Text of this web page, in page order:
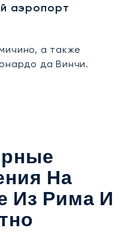
аэропорт
а также
да Винчи.
На
Из Рима И